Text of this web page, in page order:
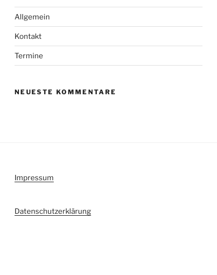
Allgemein
Kontakt
Termine
NEUESTE KOMMENTARE
Impressum
Datenschutzerklärung